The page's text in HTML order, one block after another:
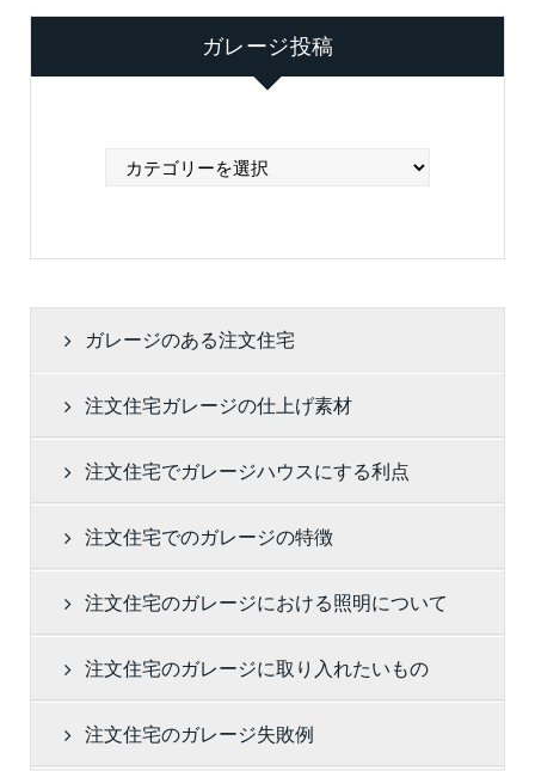
ガレージ投稿
ガ
ジ
ガレージのある注文住宅
注文住宅ガレージの仕上げ素材
注文住宅でガレージハウスにする利点
注文住宅でのガレージの特徴
注文住宅のガレージにおける照明について
注文住宅のガレージに取り入れたいもの
注文住宅のガレージ失敗例